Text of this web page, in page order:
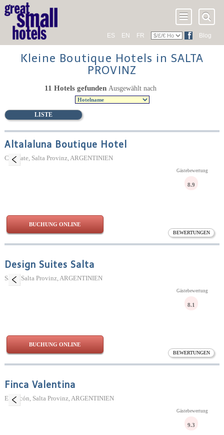
ES EN FR Blog
Kleine Boutique Hotels in SALTA
PROVINZ
LISTE
11 Hotels gefunden Ausgewählt nach
Altalaluna Boutique Hotel
Cafayate, Salta Provinz, ARGENTINIEN
BEWERTUNGEN
Gästebewertung
8.9
BUCHUNG ONLINE
Design Suites Salta
Salta, Salta Provinz, ARGENTINIEN
BEWERTUNGEN
Gästebewertung
8.1
BUCHUNG ONLINE
Finca Valentina
El Encón, Salta Provinz, ARGENTINIEN
Gästebewertung
9.3